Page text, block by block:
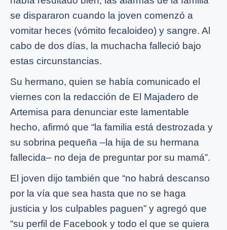
se dispararon cuando la joven comenzó a
vomitar heces (vómito fecaloideo) y sangre. Al
cabo de dos días, la muchacha falleció bajo
estas circunstancias.
Su hermano, quien se había comunicado el
viernes con la redacción de El Majadero de
Artemisa para denunciar este lamentable
hecho, afirmó que “la familia está destrozada y
su sobrina pequeña –la hija de su hermana
fallecida– no deja de preguntar por su mamá”.
El joven dijo también que “no habrá descanso
por la vía que sea hasta que no se haga
justicia y los culpables paguen” y agregó que
“su perfil de Facebook y todo el que se quiera